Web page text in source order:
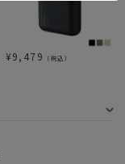
¥9,479 （税込）